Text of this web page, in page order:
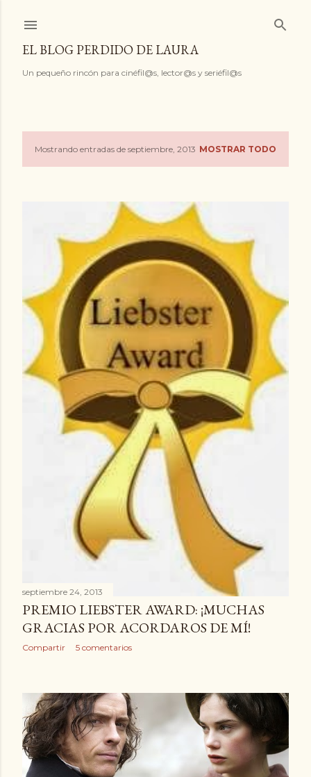
EL BLOG PERDIDO DE LAURA
Un pequeño rincón para cinéfil@s, lector@s y seriéfil@s
E
d
s
Mostrando entradas de septiembre, 2013 MOSTRAR TODO
septiembre 24, 2013
PREMIO LIEBSTER AWARD: ¡MUCHAS
GRACIAS POR ACORDAROS DE MÍ!
Compartir 5 comentarios